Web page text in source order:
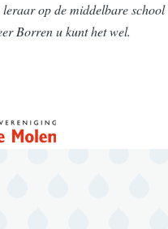
op de middelbare school
Borren u kunt het wel.